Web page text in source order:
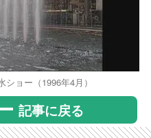
ショー（1996年4月）
記事に戻る